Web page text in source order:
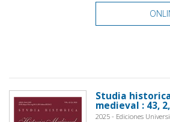
Studia
medieval : 43,
2025 - Ediciones